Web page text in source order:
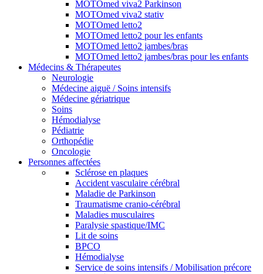
MOTOmed viva2 Parkinson
MOTOmed viva2 stativ
MOTOmed letto2
MOTOmed letto2 pour les enfants
MOTOmed letto2 jambes/bras
MOTOmed letto2 jambes/bras pour les enfants
Médecins & Thérapeutes
Neurologie
Médecine aiguë / Soins intensifs
Médecine gériatrique
Soins
Hémodialyse
Pédiatrie
Orthopédie
Oncologie
Personnes affectées
Sclérose en plaques
Accident vasculaire cérébral
Maladie de Parkinson
Traumatisme cranio-cérébral
Maladies musculaires
Paralysie spastique/IMC
Lit de soins
BPCO
Hémodialyse
Service de soins intensifs / Mobilisation précore